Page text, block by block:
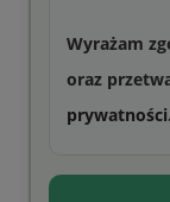
Wyrażam
oraz
prywatności.